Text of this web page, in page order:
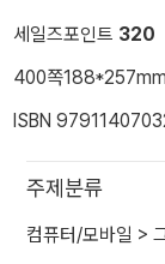
세일즈포인트 320
400쪽
ISBN
주제분류
컴퓨터/모바일 >